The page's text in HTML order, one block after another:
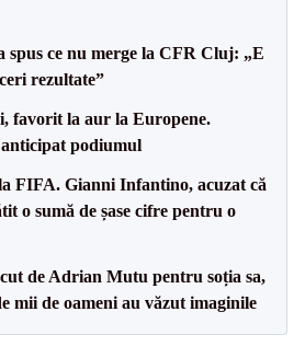
spus ce nu merge la CFR Cluj: „E
rezultate”
favorit la aur la Europene.
podiumul
FIFA. Gianni Infantino, acuzat că
o sumă de șase cifre pentru o
de Adrian Mutu pentru soția sa,
mii de oameni au văzut imaginile